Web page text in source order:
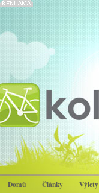
Domů Články Výlety